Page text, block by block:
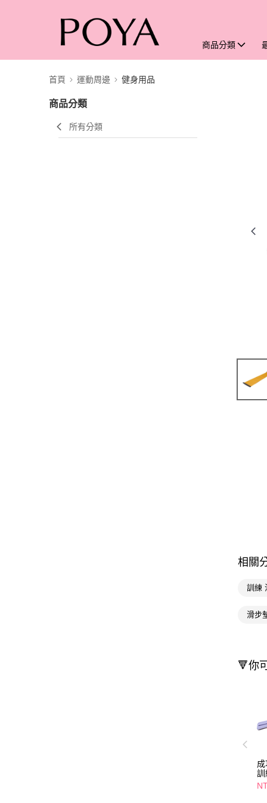
商品分類
首頁 運動周邊 健身用品
商品分類
所有分類
相關
訓練
滑步
🔻你
訓